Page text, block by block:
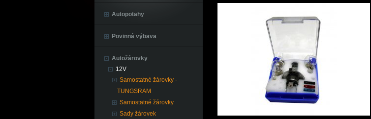
Autopotahy
Povinná výbava
Autožárovky
12V
Samostatné žárovky -
TUNGSRAM
Samostatné žárovky
Sady žárovek